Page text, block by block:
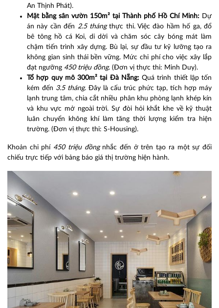
An Thịnh Phát).
Mặt bằng sân vườn 150m² tại Thành phố Hồ Chí Minh: Dự
án này cần đến 2.5 thángthực thi. Việc đào hầm hố ga, đổ
bê tông hồ cá Koi, di dời và chăm sóc cây bóng mát làm
chậm tiến trình xây dựng. Bù lại, sự đầu tư kỹ lưỡng tạo ra
không gian sinh thái bền vững. Mức chi phí cho việc xây lắp
đạt ngưỡng 450 triệu đồng. (Đơn vị thực thi: Minh Duy).
Tổ hợp quy mô 300m² tại Đà Nẵng:Quá trình thiết lập tốn
kém đến 3.5 tháng. Đây là cấu trúc phức tạp, tích hợp máy
lạnh trung tâm, chia cắt nhiều phân khu phòng lạnh khép kín
và khu vực mở ngoài trời. Sự đòi hỏi khắt khe về kỹ thuật
luân chuyển không khí làm tăng thời lượng kiểm tra hiện
trường. (Đơn vị thực thi: S-Housing).
Khoản chi phí 450 triệu đồngnhắc đến ở trên tạo ra một sự đối
chiếu trực tiếp với bảng báo giá thị trường hiện hành.